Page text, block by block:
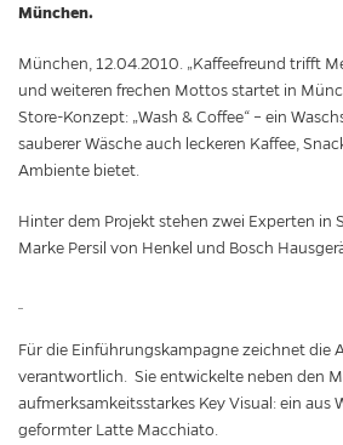
München.
München, 12.04.2010. „Kaffeefreund trifft
und weiteren frechen Mottos startet in
Store-Konzept: „Wash & Coffee“ – ein
sauberer Wäsche auch leckeren Kaffee,
Ambiente bietet.
Hinter dem Projekt stehen zwei Experten in
Marke Persil von Henkel und Bosch
Für die Einführungskampagne zeichnet die
verantwortlich. Sie entwickelte neben den
aufmerksamkeitsstarkes Key Visual: ein aus
geformter Latte Macchiato.